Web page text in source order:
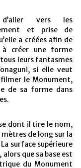
vers les
et prise de
a créées afin de
à créer une forme
leurs fantasmes
si elle veut
le Monument,
de sa forme dans
dont il tire le nom,
de long sur la
surface supérieure
que sa base est
du Monument